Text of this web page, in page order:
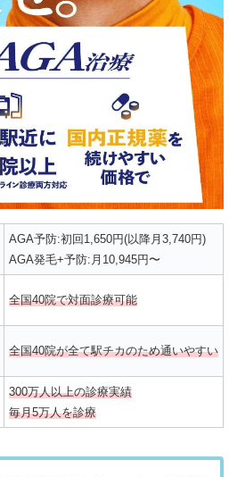
AGA予防:初回1,650円(以降月3,740円)
AGA発毛+予防:月10,945円〜
全国40院で対面診療可能
全国40院が全て駅チカのため通いやすい
300万人以上の診療実績
毎月5万人を診療